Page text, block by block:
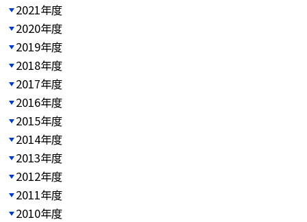
2021年度
2020年度
2019年度
2018年度
2017年度
2016年度
2015年度
2014年度
2013年度
2012年度
2011年度
2010年度